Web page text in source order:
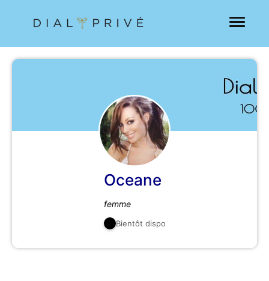
Oceane
femme
Bientôt dispo